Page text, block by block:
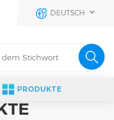
DEUTSCH
PRODUKTE